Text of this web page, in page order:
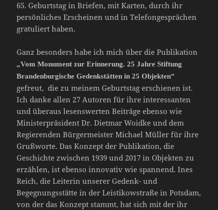
65. Geburtstag in Briefen, mit Karten, durch ihr
persönliches Erscheinen und in Telefongesprächen
gratuliert haben.
Ganz besonders habe ich mich über die Publikation
„Vom Monument zur Erinnerung. 25 Jahre Stiftung
Brandenburgische Gedenkstätten in 25 Objekten“
gefreut, die zu meinem Geburtstag erschienen ist.
Ich danke allen 27 Autoren für ihre interessanten
und überaus lesenswerten Beiträge ebenso wie
Ministerpräsident Dr. Dietmar Woidke und dem
Regierenden Bürgermeister Michael Müller für ihre
Grußworte. Das Konzept der Publikation, die
Geschichte zwischen 1939 und 2017 in Objekten zu
erzählen, ist ebenso innovativ wie spannend. Ines
Reich, die Leiterin unserer Gedenk- und
Begegnungsstätte in der Leistikowstraße in Potsdam,
von der das Konzept stammt, hat sich mit der ihr